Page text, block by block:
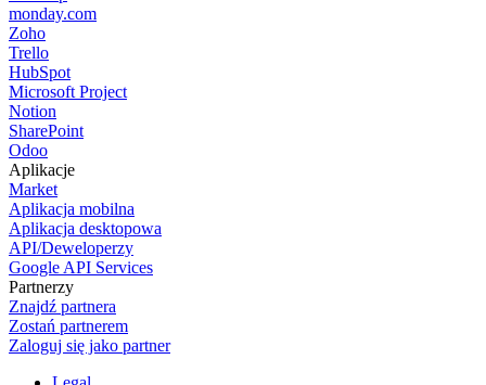
monday.com
Zoho
Trello
HubSpot
Microsoft Project
Notion
SharePoint
Odoo
Aplikacje
Market
Aplikacja mobilna
Aplikacja desktopowa
API/Deweloperzy
Google API Services
Partnerzy
Znajdź partnera
Zostań partnerem
Zaloguj się jako partner